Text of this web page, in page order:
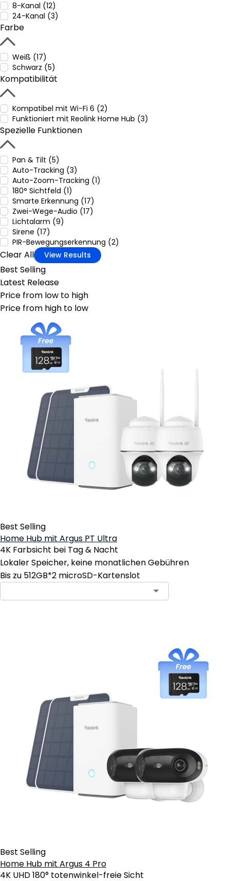
8-Kanal (12)
24-Kanal (3)
Farbe
Weiß (17)
Schwarz (5)
Kompatibilität
Kompatibel mit Wi-Fi 6 (2)
Funktioniert mit Reolink Home Hub (3)
Spezielle Funktionen
Pan & Tilt (5)
Auto-Tracking (3)
Auto-Zoom-Tracking (1)
180° Sichtfeld (1)
Smarte Erkennung (17)
Zwei-Wege-Audio (17)
Lichtalarm (9)
Sirene (17)
PIR-Bewegungserkennung (2)
Clear All View Results
Best Selling
Latest Release
Price from low to high
Price from high to low
Best Selling
Home Hub mit Argus PT Ultra
4K Farbsicht bei Tag & Nacht
Lokaler Speicher, keine monatlichen Gebühren
Bis zu 512GB*2 microSD-Kartenslot
Best Selling
Home Hub mit Argus 4 Pro
4K UHD 180° totenwinkel-freie Sicht